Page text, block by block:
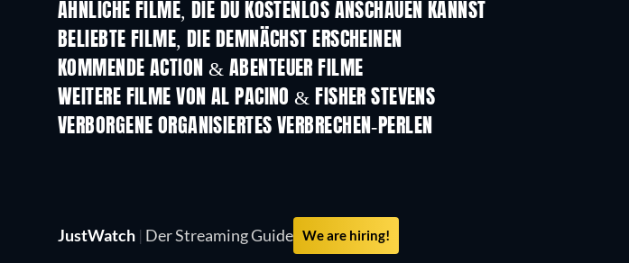
ÄHNLICHE FILME, DIE DU KOSTENLOS ANSCHAUEN KANNST
BELIEBTE FILME, DIE DEMNÄCHST ERSCHEINEN
KOMMENDE ACTION & ABENTEUER FILME
WEITERE FILME VON AL PACINO & FISHER STEVENS
VERBORGENE ORGANISIERTES VERBRECHEN-PERLEN
Serie
JustWatch | Der Streaming Guide We are hiring!